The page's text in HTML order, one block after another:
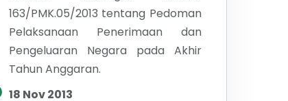
163/PMK.05/2013 tentang Pedoman
Pelaksanaan Penerimaan dan
Pengeluaran Negara pada Akhir
Tahun Anggaran.
18 Nov 2013